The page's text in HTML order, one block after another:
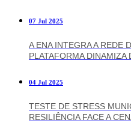
07 Jul 2025
A ENA INTEGRA A REDE
PLATAFORMA DINAMIZA
04 Jul 2025
TESTE DE STRESS
RESILIÊNCIA FACE A